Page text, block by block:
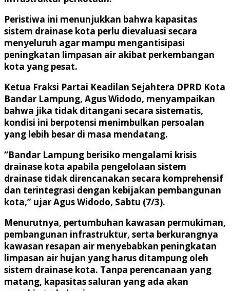
Peristiwa ini menunjukkan bahwa kapasitas
sistem drainase kota perlu dievaluasi secara
menyeluruh agar mampu mengantisipasi
peningkatan limpasan air akibat perkembangan
kota yang pesat.
Ketua Fraksi Partai Keadilan Sejahtera DPRD Kota
Bandar Lampung, Agus Widodo, menyampaikan
bahwa jika tidak ditangani secara sistematis,
kondisi ini berpotensi menimbulkan persoalan
yang lebih besar di masa mendatang.
“Bandar Lampung berisiko mengalami krisis
drainase kota apabila pengelolaan sistem
drainase tidak direncanakan secara komprehensif
dan terintegrasi dengan kebijakan pembangunan
kota,” ujar Agus Widodo, Sabtu (7/3).
Menurutnya, pertumbuhan kawasan permukiman,
pembangunan infrastruktur, serta berkurangnya
kawasan resapan air menyebabkan peningkatan
limpasan air hujan yang harus ditampung oleh
sistem drainase kota. Tanpa perencanaan yang
matang, kapasitas saluran yang ada akan